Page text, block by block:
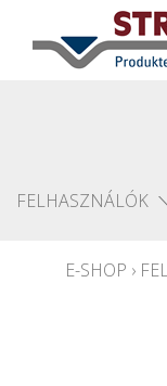
FELHASZNÁLÓK
E-SHOP ›